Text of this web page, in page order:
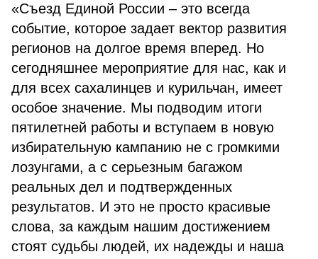
«Съезд Единой России – это всегда
событие, которое задает вектор развития
регионов на долгое время вперед. Но
сегодняшнее мероприятие для нас, как и
для всех сахалинцев и курильчан, имеет
особое значение. Мы подводим итоги
пятилетней работы и вступаем в новую
избирательную кампанию не с громкими
лозунгами, а с серьезным багажом
реальных дел и подтвержденных
результатов. И это не просто красивые
слова, за каждым нашим достижением
стоят судьбы людей, их надежды и наша